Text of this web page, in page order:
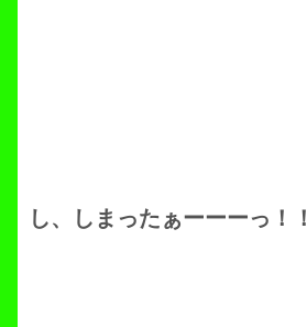
し、しまったぁーーーっ！！